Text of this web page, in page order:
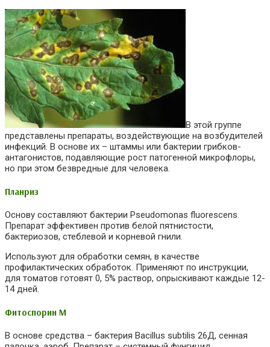
В этой группе
представлены препараты, воздействующие на возбудителей
инфекций. В основе их – штаммы или бактерии грибков-
антагонистов, подавляющие рост патогенной микрофлоры,
но при этом безвредные для человека.
Планриз
Основу составляют бактерии Pseudomonas fluorescens.
Препарат эффективен против белой пятнистости,
бактериозов, стеблевой и корневой гнили.
Используют для обработки семян, в качестве
профилактических обработок. Применяют по инструкции,
для томатов готовят 0, 5% раствор, опрыскивают каждые 12-
14 дней.
Фитоспорин М
В основе средства – бактерия Bacillus subtilis 26Д, сенная